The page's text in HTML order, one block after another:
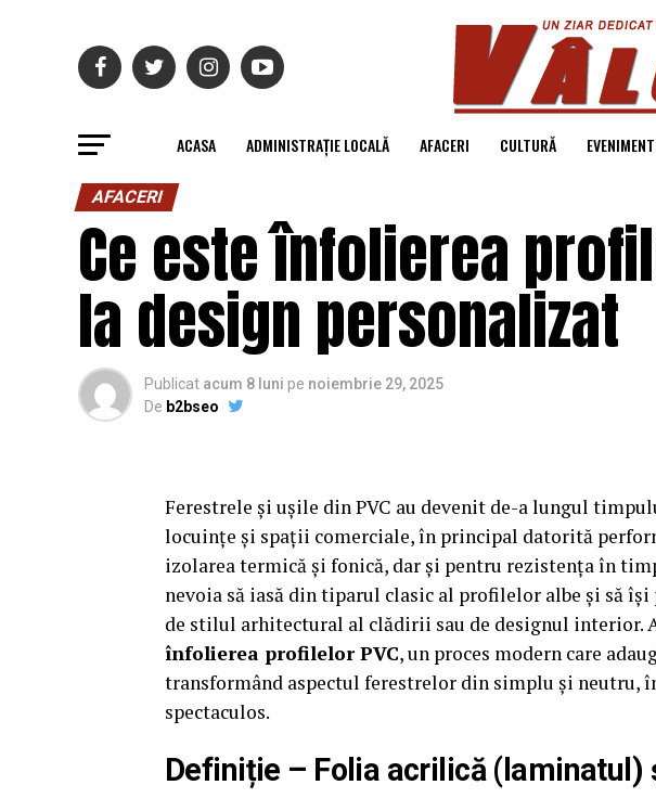
ACASA ADMINISTRAȚIE LOCALĂ AFACERI CULTURĂ EVENIMENT
AFACERI
Ce este înfolierea
la design personalizat
Publicat acum 8 luni pe noiembrie 29, 2025
De b2bseo
Ferestrele și ușile din PVC au devenit de-a lungul
locuințe și spații comerciale, în principal datorită
izolarea termică și fonică, dar și pentru rezistența în
nevoia să iasă din tiparul clasic al profilelor albe și să
de stilul arhitectural al clădirii sau de designul interior.
înfolierea profilelor PVC, un proces modern care
transformând aspectul ferestrelor din simplu și neutru,
spectaculos.
Definiție – Folia acrilică (laminatul)